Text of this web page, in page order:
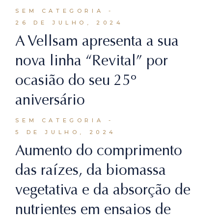
SEM CATEGORIA
26 DE JULHO, 2024
A Vellsam apresenta a sua
nova linha “Revital” por
ocasião do seu 25º
aniversário
SEM CATEGORIA
5 DE JULHO, 2024
Aumento do comprimento
das raízes, da biomassa
vegetativa e da absorção de
nutrientes em ensaios de